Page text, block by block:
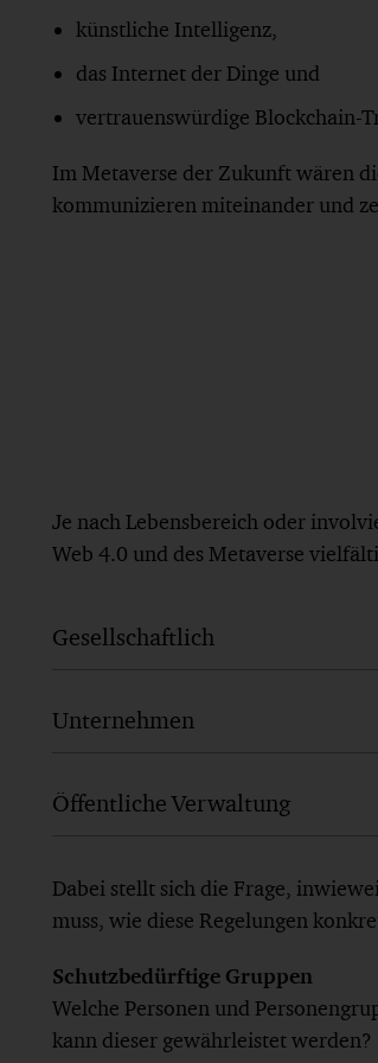
künstliche Intelligenz,
das Internet der Dinge und
vertrauenswürdige Blockchain-
Im Metaverse der Zukunft wären
kommunizieren miteinander und
Je nach Lebensbereich oder
Web 4.0 und des Metaverse
Gesellschaftlich
Unternehmen
Öffentliche Verwaltung
Dabei stellt sich die Frage,
muss, wie diese Regelungen
Schutzbedürftige Gruppen
Welche Personen und
kann dieser gewährleistet werden?